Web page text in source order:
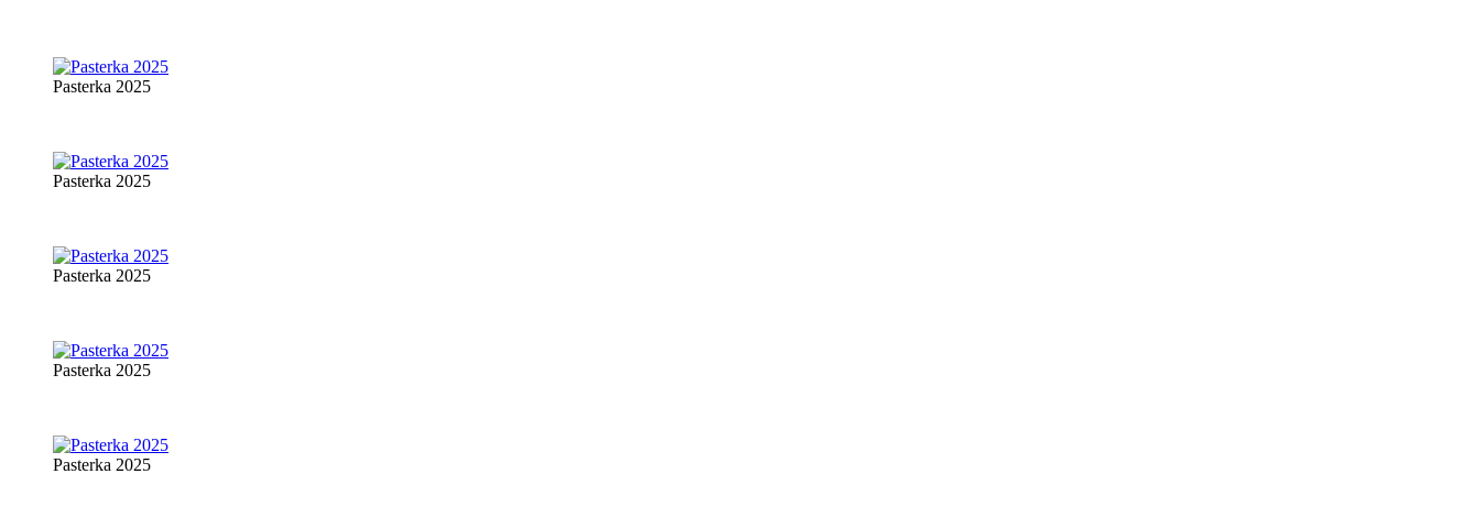
Pasterka 2025
Pasterka 2025
Pasterka 2025
Pasterka 2025
Pasterka 2025